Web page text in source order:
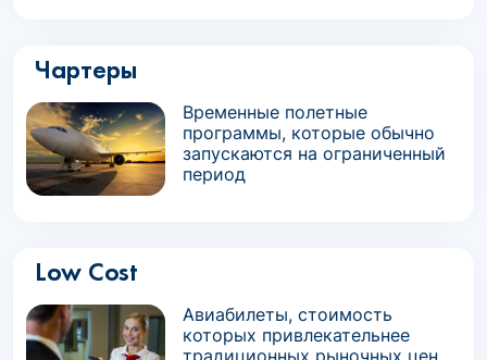
Чартеры
Временные полетные
программы, которые обычно
запускаются на ограниченный
период
Low Cost
Авиабилеты, стоимость
которых привлекательнее
традиционных рыночных цен